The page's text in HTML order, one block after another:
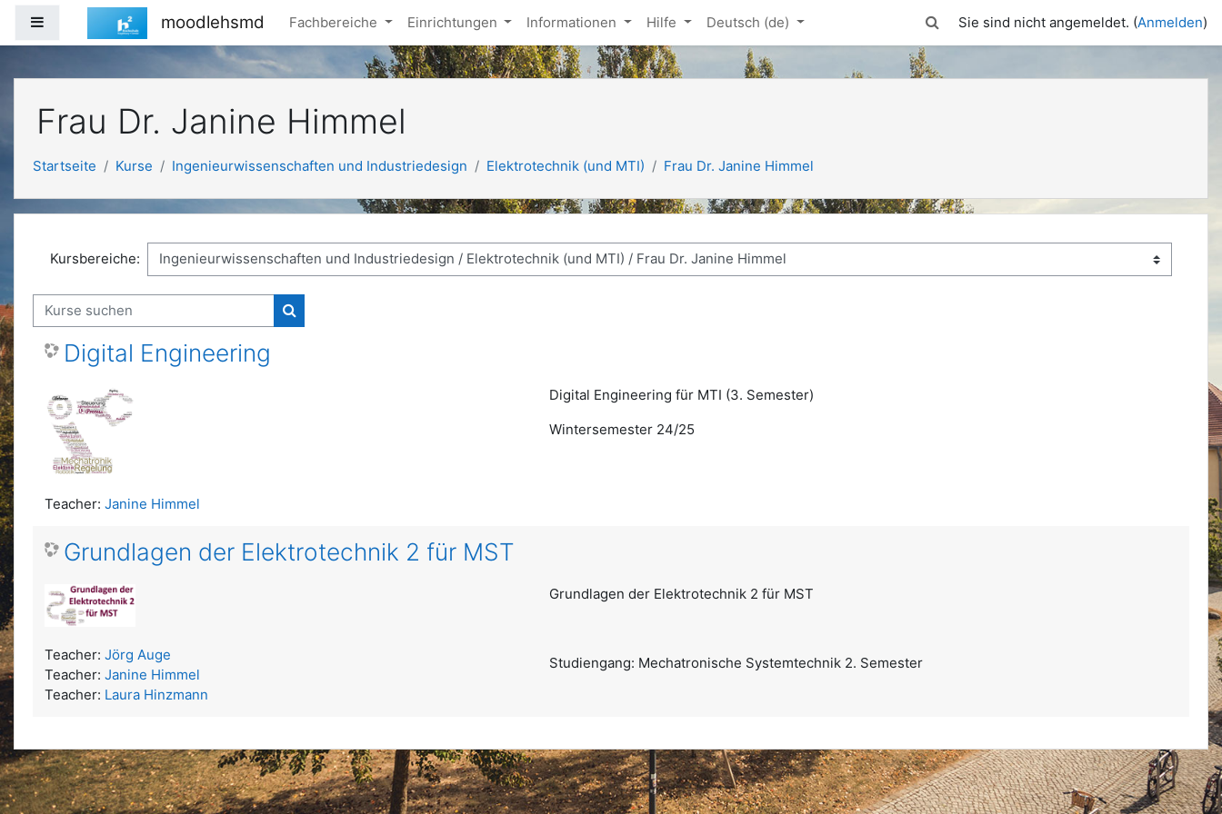
Zum Hauptinhalt
Website-Übersichtmoodlehsmd Fachbereiche Einrichtungen Informationen Hilfe Deutsch ‎(de)‎ Sucheingabe umschalten
Sie sind nicht angemeldet. (Anmelden)
Frau Dr. Janine Himmel
Startseite Kurse Ingenieurwissenschaften und Industriedesign Elektrotechnik (und MTI) Frau Dr. Janine Himmel
Kursbereiche:
Kurse suchen
Kurse suchen
Digital Engineering
Digital Engineering für MTI (3. Semester)
Wintersemester 24/25
Teacher: Janine Himmel
Grundlagen der Elektrotechnik 2 für MST
Grundlagen der Elektrotechnik 2 für MST
Studiengang: Mechatronische Systemtechnik 2. Semester
Teacher: Jörg Auge
Teacher: Janine Himmel
Teacher: Laura Hinzmann